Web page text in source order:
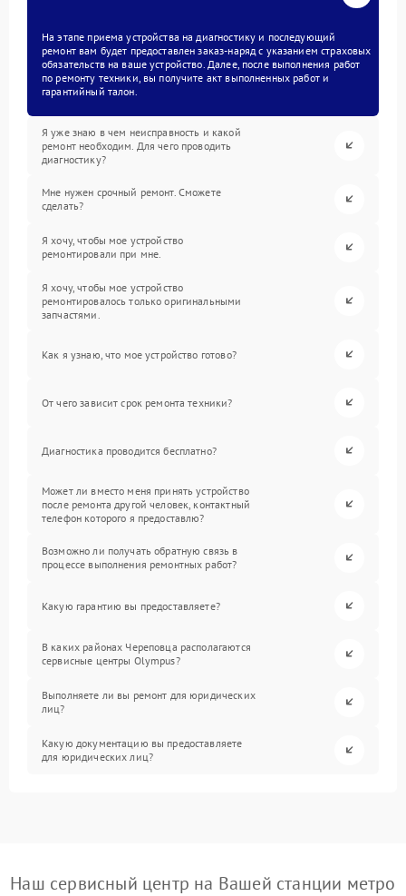
На этапе приема устройства на диагностику и последующий
ремонт вам будет предоставлен заказ-наряд с указанием страховых
обязательств на ваше устройство. Далее, после выполнения работ
по ремонту техники, вы получите акт выполненных работ и
гарантийный талон.
Я уже знаю в чем неисправность и какой
ремонт необходим. Для чего проводить
диагностику?
Мне нужен срочный ремонт. Сможете
сделать?
Я хочу, чтобы мое устройство
ремонтировали при мне.
Я хочу, чтобы мое устройство
ремонтировалось только оригинальными
запчастями.
Как я узнаю, что мое устройство готово?
От чего зависит срок ремонта техники?
Диагностика проводится бесплатно?
Может ли вместо меня принять устройство
после ремонта другой человек, контактный
телефон которого я предоставлю?
Возможно ли получать обратную связь в
процессе выполнения ремонтных работ?
Какую гарантию вы предоставляете?
В каких районах Череповца располагаются
сервисные центры Olympus?
Выполняете ли вы ремонт для юридических
лиц?
Какую документацию вы предоставляете
для юридических лиц?
Наш сервисный центр на Вашей станции метро